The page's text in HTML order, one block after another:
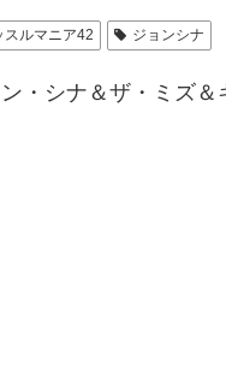
スルマニア42 ジョンシナ
・シナ＆ザ・ミズ